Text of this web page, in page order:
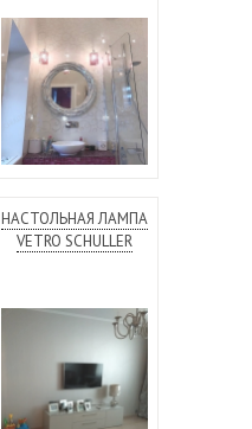
НАСТОЛЬНАЯ ЛАМПА
VETRO SCHULLER